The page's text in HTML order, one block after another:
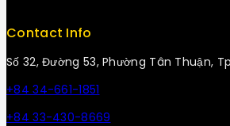
Contact Info
Số 32, Đường 53, Phường Tân Thuận,
+84 34-661-1851
+84 33-430-8669